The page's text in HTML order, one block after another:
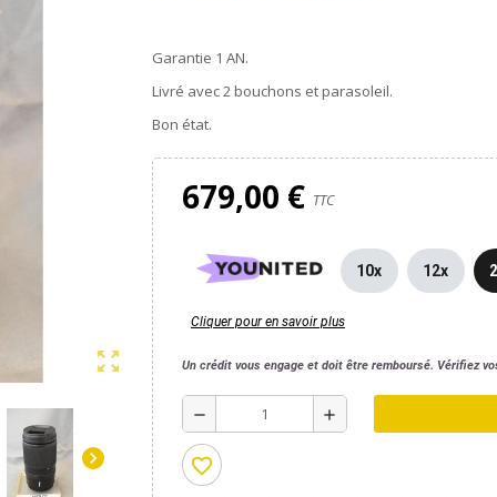
zoom_out_map
chevron_right
Garantie 1 AN.
Livré avec 2 bouchons et parasoleil.
Bon état.
679,00 € TTC
10x 12x
Cliquer pour en savoir plus
Un crédit vous engage et doit être remboursé. Vérifiez
remove add
favorite_border